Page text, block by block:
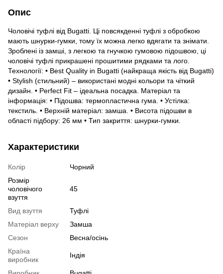
Опис
Чоловічі туфлі від Bugatti. Ці повсякденні туфлі з обробкою
мають шнурки-гумки, тому їх можна легко вдягати та знімати.
Зроблені із замші, з легкою та гнучкою гумовою підошвою, ці
чоловічі туфлі прикрашені прошитими рядками та лого.
Технології: • Best Quality in Bugatti (найкраща якість від Bugatti)
• Stylish (стильний) – використані модні кольори та чіткий
дизайн. • Perfect Fit – ідеальна посадка. Матеріал та
інформація: • Підошва: термопластична гума. • Устілка:
текстиль. • Верхній матеріал: замша. • Висота підошви в
області підбору: 26 мм • Тип закриття: шнурки-гумки.
Характеристики
Колір
Чорний
Розмір
чоловічого
взуття
45
Вид взуття
Туфлі
Матеріал верху
Замша
Сезон
Весна/осінь
Країна
виробник
Індія